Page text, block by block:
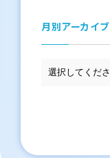
月別アーカイブ